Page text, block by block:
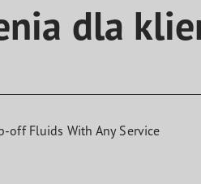
dla
off Fluids With Any Service